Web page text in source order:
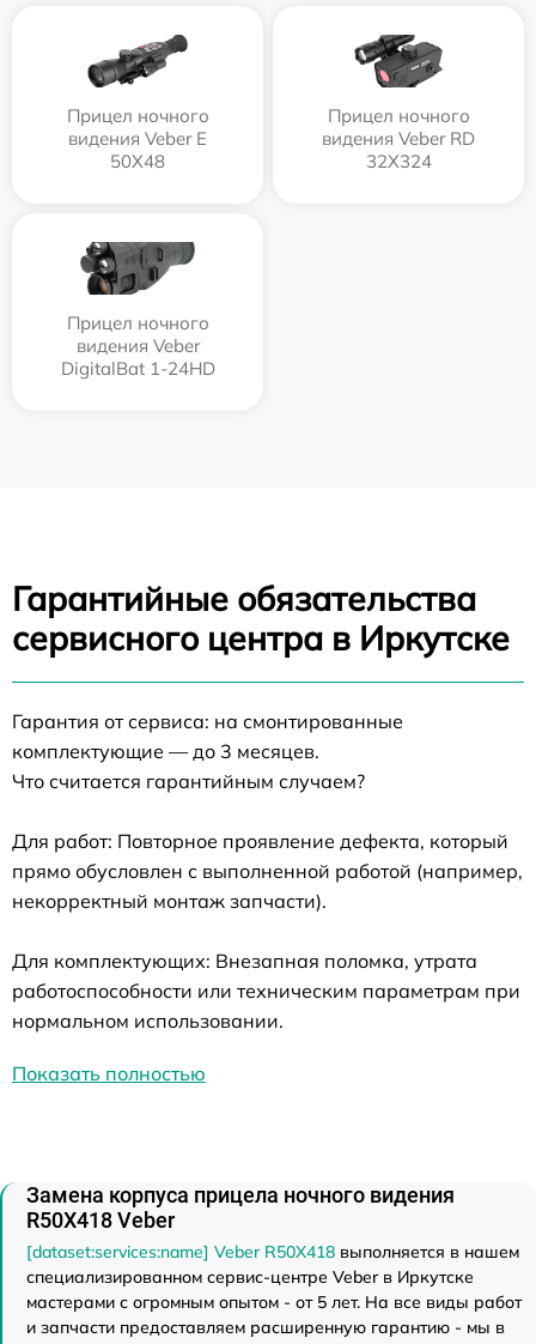
Прицел ночного
видения Veber E
50X48
Прицел ночного
видения Veber RD
32X324
Прицел ночного
видения Veber
DigitalBat 1-24HD
Гарантийные обязательства
сервисного центра в Иркутске
Гарантия от сервиса: на смонтированные
комплектующие — до 3 месяцев.
Что считается гарантийным случаем?
Для работ: Повторное проявление дефекта, который
прямо обусловлен с выполненной работой (например,
некорректный монтаж запчасти).
Для комплектующих: Внезапная поломка, утрата
работоспособности или техническим параметрам при
нормальном использовании.
Показать полностью
Замена корпуса прицела ночного видения
R50X418 Veber
[dataset:services:name] Veber R50X418 выполняется в нашем
специализированном сервис-центре Veber в Иркутске
мастерами с огромным опытом - от 5 лет. На все виды работ
и запчасти предоставляем расширенную гарантию - мы в